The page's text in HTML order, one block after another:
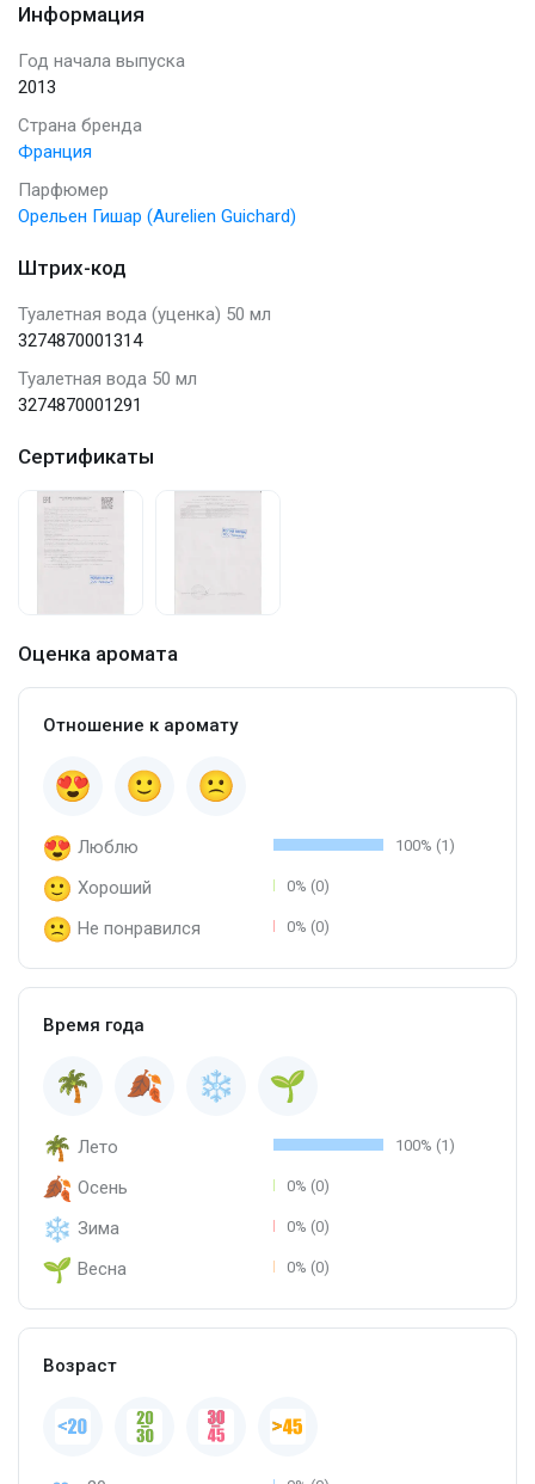
Информация
Год начала выпуска
2013
Страна бренда
Франция
Парфюмер
Орельен Гишар (Aurelien Guichard)
Штрих-код
Туалетная вода (уценка) 50 мл
3274870001314
Туалетная вода 50 мл
3274870001291
Сертификаты
Оценка аромата
Отношение к аромату
Люблю 100% (1)
Хороший 0% (0)
Не понравился 0% (0)
Время года
Лето 100% (1)
Осень 0% (0)
Зима 0% (0)
Весна 0% (0)
Возраст